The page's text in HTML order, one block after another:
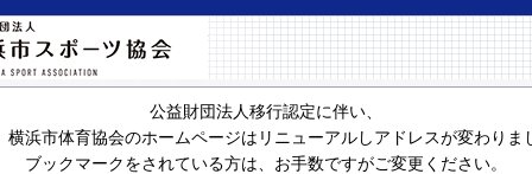
公益財団法人移行認定に伴い、
横浜市体育協会のホームページはリニューアルしアドレスが変わりま
ブックマークをされている方は、お手数ですがご変更ください。